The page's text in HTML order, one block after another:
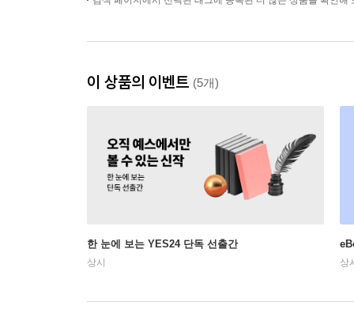
이 상품의 이벤트 (5개)
한 눈에 보는 YES24 단독 선출간
상시 상